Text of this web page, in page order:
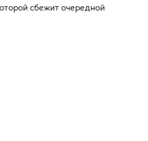
сбежит очередной